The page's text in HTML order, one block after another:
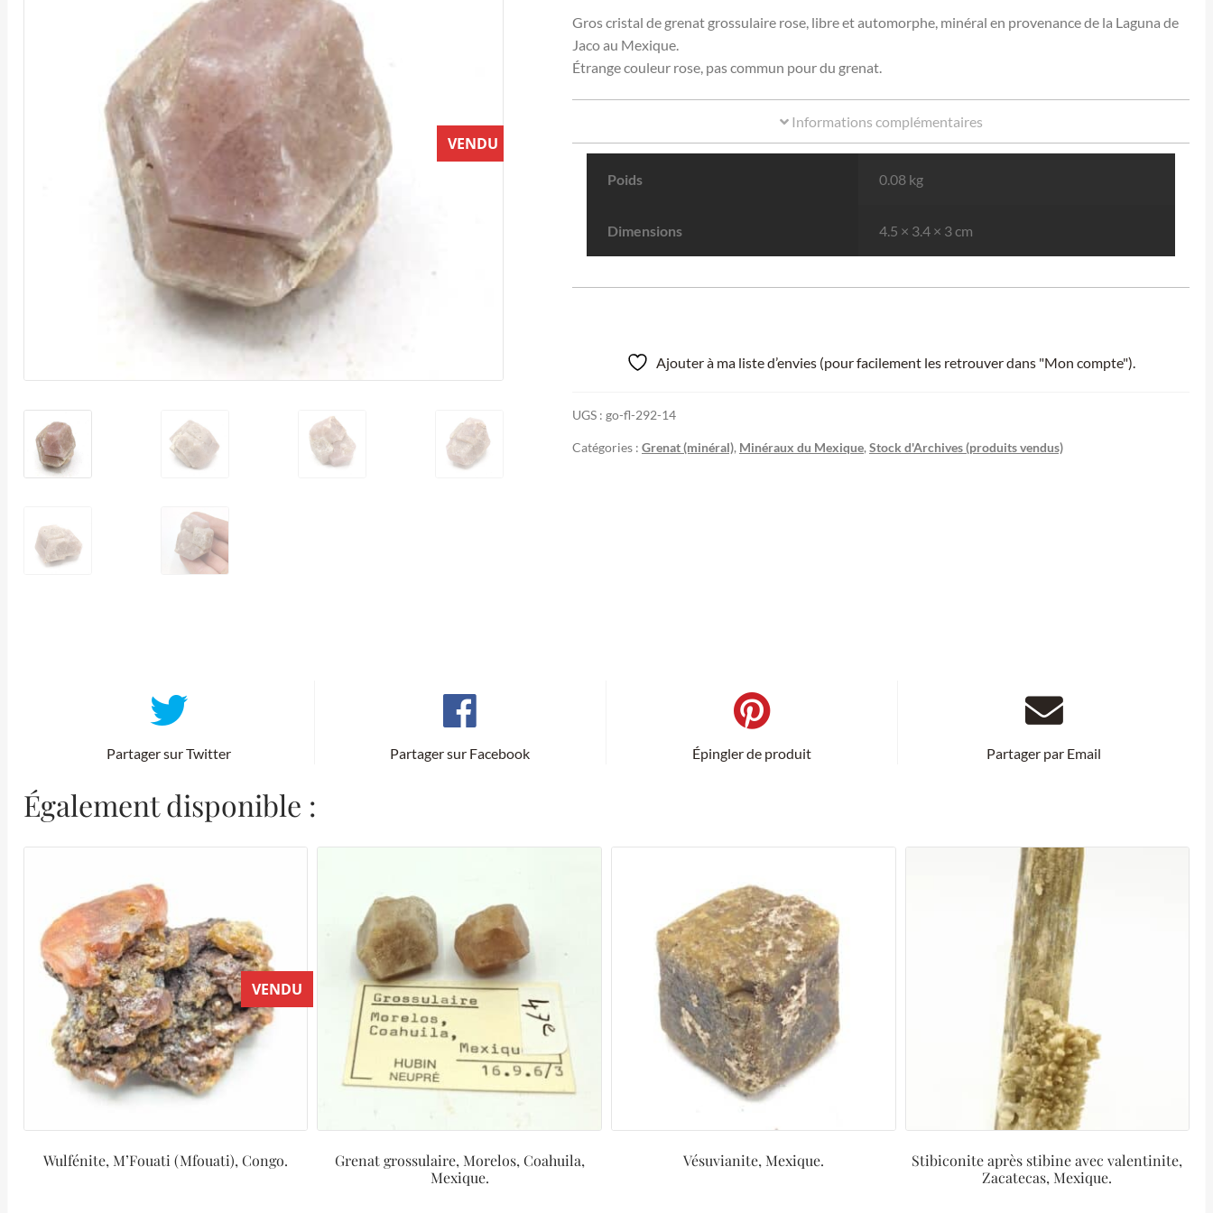
VENDU
Gros cristal de grenat grossulaire rose, libre et automorphe, minéral en provenance de la Laguna de
Jaco au Mexique.
Étrange couleur rose, pas commun pour du grenat.
Informations complémentaires
Poids 0.08 kg
Dimensions 4.5 × 3.4 × 3 cm
Ajouter à ma liste d’envies (pour facilement les retrouver dans "Mon compte").
UGS : go-fl-292-14
Catégories : Grenat (minéral), Minéraux du Mexique, Stock d'Archives (produits vendus)
Partager sur Twitter Partager sur Facebook Épingler de produit Partager par Email
Également disponible :
VENDU
Wulfénite, M’Fouati (Mfouati), Congo.
Grenat grossulaire, Morelos, Coahuila,
Mexique.
Vésuvianite, Mexique.
Stibiconite après stibine avec valentinite,
Zacatecas, Mexique.